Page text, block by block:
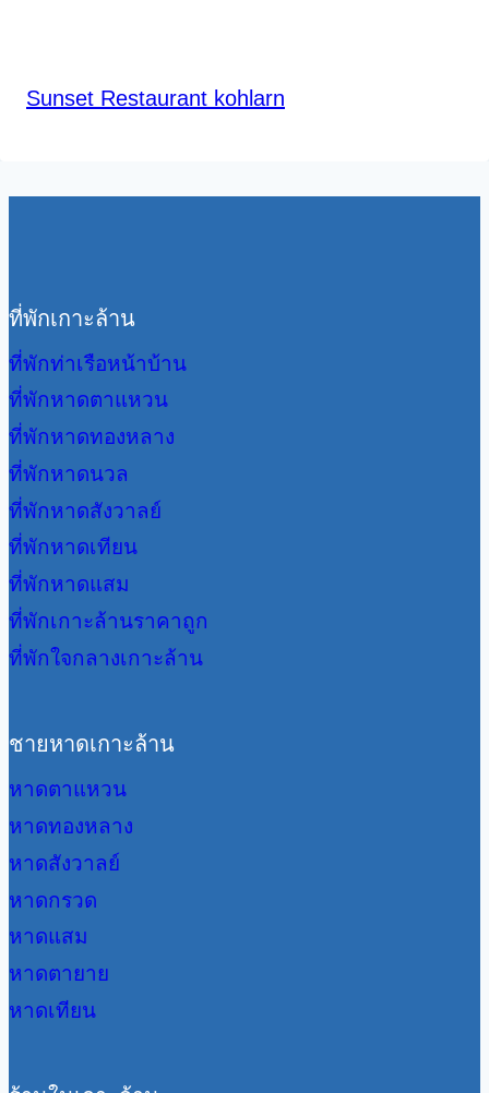
Sunset Restaurant kohlarn
ที่พักเกาะล้าน
ที่พักท่าเรือหน้าบ้าน
ที่พักหาดตาแหวน
ที่พักหาดทองหลาง
ที่พักหาดนวล
ที่พักหาดสังวาลย์
ที่พักหาดเทียน
ที่พักหาดแสม
ที่พักเกาะล้านราคาถูก
ที่พักใจกลางเกาะล้าน
ชายหาดเกาะล้าน
หาดตาแหวน
หาดทองหลาง
หาดสังวาลย์
หาดกรวด
หาดแสม
หาดตายาย
หาดเทียน